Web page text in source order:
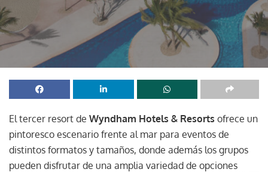
El tercer resort de Wyndham Hotels & Resorts ofrece un
pintoresco escenario frente al mar para eventos de
distintos formatos y tamaños, donde además los grupos
pueden disfrutar de una amplia variedad de opciones